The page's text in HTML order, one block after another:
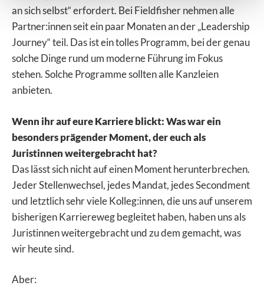
an sich selbst“ erfordert. Bei Fieldfisher nehmen alle
Partner:innen seit ein paar Monaten an der „Leadership
Journey“ teil. Das ist ein tolles Programm, bei der genau
solche Dinge rund um moderne Führung im Fokus
stehen. Solche Programme sollten alle Kanzleien
anbieten.
Wenn ihr auf eure Karriere blickt: Was war ein
besonders prägender Moment, der euch als
Juristinnen weitergebracht hat?
Das lässt sich nicht auf einen Moment herunterbrechen.
Jeder Stellenwechsel, jedes Mandat, jedes Secondment
und letztlich sehr viele Kolleg:innen, die uns auf unserem
bisherigen Karriereweg begleitet haben, haben uns als
Juristinnen weitergebracht und zu dem gemacht, was
wir heute sind.
Aber: